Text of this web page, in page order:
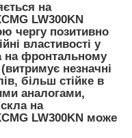
на
LW300KN
чергу позитивно
властивості у
на фронтальному
незначні
більш стійке в
аналогами,
на
LW300KN може